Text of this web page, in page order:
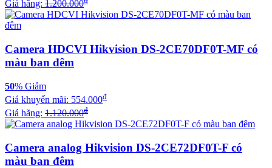
Giá hãng: 1.200.000
Camera HDCVI Hikvision DS-2CE70DF0T-MF có
màu ban đêm
50% Giảm
Giá khuyến mãi: 554.000đ
Giá hãng: 1.120.000đ
Camera analog Hikvision DS-2CE72DF0T-F có
màu ban đêm